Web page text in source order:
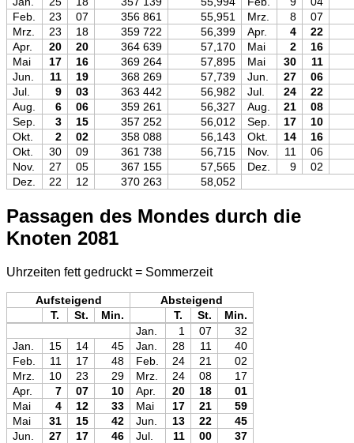
Feb.
23 07 356 861 55,951 Mrz. 8
07
Mrz.
23 18 359 722 56,399 Apr. 4
22
Apr.
20 20 364 639 57,170 Mai 2
16
Mai
17 16 369 264 57,895 Mai 30
11
Jun.
11 19 368 269 57,739 Jun. 27
06
Jul.
9 03 363 442 56,982 Jul. 24
22
Aug.
6 06 359 261 56,327 Aug. 21
08
Sep.
3 15 357 252 56,012 Sep. 17
10
Okt.
2 02 358 088 56,143 Okt. 14
16
Okt.
30 09 361 738 56,715 Nov. 11
06
Nov.
27 05 367 155 57,565 Dez. 9
02
Dez.
22 12 370 263 58,052
Passagen des Mondes durch die
Knoten 2081
Uhrzeiten fett gedruckt = Sommerzeit
Aufsteigend
Absteigend
T.
St. Min. T. St.
Min.
Jan.
1 07
32
Jan.
15 14 45 Jan. 28 11
40
Feb.
11 17 48 Feb. 24 21
02
Mrz.
10 23 29 Mrz. 24 08
17
Apr.
7 07 10 Apr. 20 18
01
Mai
4 12 33 Mai 17 21
59
Mai
31 15 42 Jun. 13 22
45
Jun.
27 17 46 Jul. 11 00
37